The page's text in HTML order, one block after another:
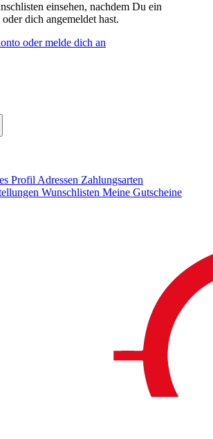
einsehen, nachdem Du ein
dich angemeldet hast.
oder melde dich an
Profil Adressen Zahlungsarten
Wunschlisten Meine Gutscheine